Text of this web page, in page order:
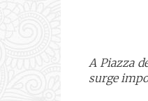
A Piazza
surge